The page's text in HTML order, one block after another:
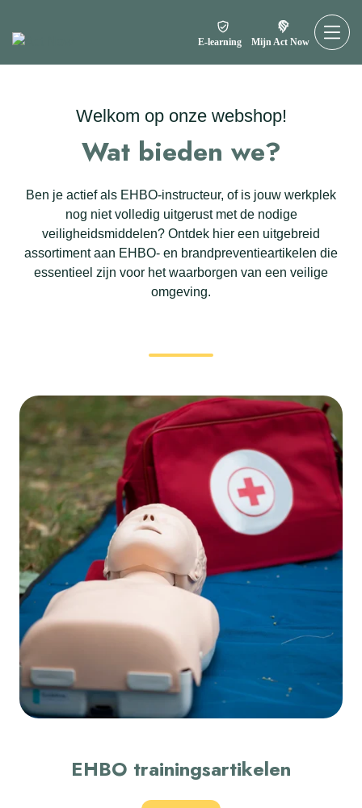
E-learning Mijn Act Now
Welkom op onze webshop!
Wat bieden we?
Ben je actief als EHBO-instructeur, of is jouw werkplek
nog niet volledig uitgerust met de nodige
veiligheidsmiddelen? Ontdek hier een uitgebreid
assortiment aan EHBO- en brandpreventieartikelen die
essentieel zijn voor het waarborgen van een veilige
omgeving.
EHBO trainingsartikelen